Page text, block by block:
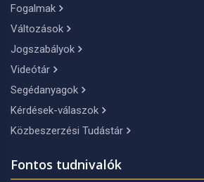
Fogalmak
Változások
Jogszabályok
Videótár
Segédanyagok
Kérdések-válaszok
Közbeszerzési Tudástár
Fontos tudnivalók